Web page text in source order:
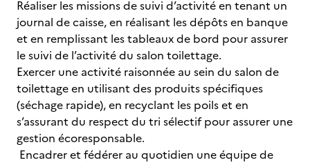
Réaliser les missions de suivi d’activité en tenant un
journal de caisse, en réalisant les dépôts en banque
et en remplissant les tableaux de bord pour assurer
le suivi de l’activité du salon toilettage.
Exercer une activité raisonnée au sein du salon de
toilettage en utilisant des produits spécifiques
(séchage rapide), en recyclant les poils et en
s’assurant du respect du tri sélectif pour assurer une
gestion écoresponsable.
Encadrer et fédérer au quotidien une équipe de